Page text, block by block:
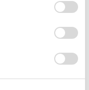
保存されることに同
ー)のオプトアウト、
たっては、当社の
ついて
」をご覧くだ